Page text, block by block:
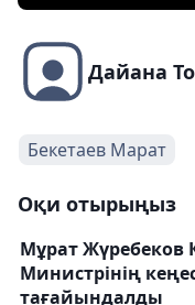
Дайана
Бекетаев Марат
Оқи отырыңыз
Мұрат Жүребеков
Министрінің
тағайындалды